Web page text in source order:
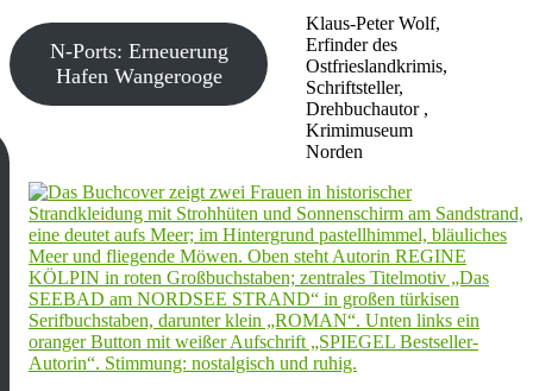
Klaus-Peter Wolf,
Erfinder des
Ostfrieslandkrimis,
Schriftsteller,
Drehbuchautor ,
Krimimuseum
Norden
N-Ports: Erneuerung
Hafen Wangerooge